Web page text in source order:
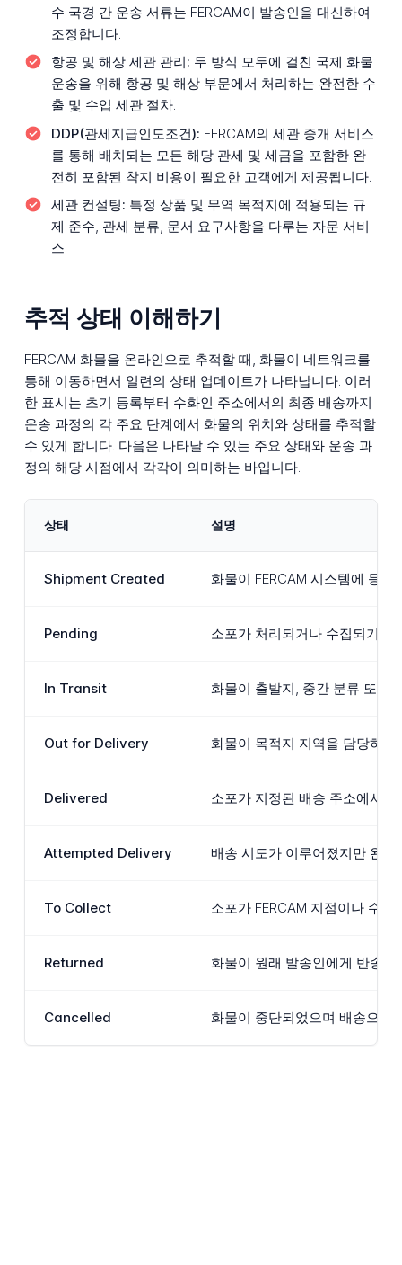
수 국경 간 운송 서류는 FERCAM이 발송인을 대신하여
조정합니다.
항공 및 해상 세관 관리: 두 방식 모두에 걸친 국제 화물
운송을 위해 항공 및 해상 부문에서 처리하는 완전한 수
출 및 수입 세관 절차.
DDP(관세지급인도조건): FERCAM의 세관 중개 서비스
를 통해 배치되는 모든 해당 관세 및 세금을 포함한 완
전히 포함된 착지 비용이 필요한 고객에게 제공됩니다.
세관 컨설팅: 특정 상품 및 무역 목적지에 적용되는 규
제 준수, 관세 분류, 문서 요구사항을 다루는 자문 서비
스.
추적 상태 이해하기
FERCAM 화물을 온라인으로 추적할 때, 화물이 네트워크를
통해 이동하면서 일련의 상태 업데이트가 나타납니다. 이러
한 표시는 초기 등록부터 수화인 주소에서의 최종 배송까지
운송 과정의 각 주요 단계에서 화물의 위치와 상태를 추적할
수 있게 합니다. 다음은 나타날 수 있는 주요 상태와 운송 과
정의 해당 시점에서 각각이 의미하는 바입니다.
상태 설명
Shipment Created 화물이 FERCAM 시스템에 등
Pending 소포가 처리되거나 수집되기를
In Transit 화물이 출발지, 중간 분류 또는
Out for Delivery 화물이 목적지 지역을 담당하
Delivered 소포가 지정된 배송 주소에서
Attempted Delivery 배송 시도가 이루어졌지만 완
To Collect 소포가 FERCAM 지점이나 수
Returned 화물이 원래 발송인에게 반송
Cancelled 화물이 중단되었으며 배송으로